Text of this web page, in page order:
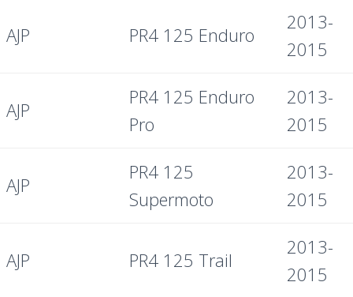
AJP PR4 125 Enduro
2013-
2015
AJP
PR4 125 Enduro
Pro
2013-
2015
AJP
PR4 125
Supermoto
2013-
2015
AJP PR4 125 Trail
2013-
2015